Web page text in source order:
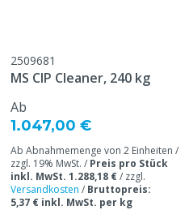
2509681
MS CIP Cleaner, 240 kg
Ab
1.047,00 €
Ab Abnahmemenge von 2 Einheiten /
zzgl. 19% MwSt. / Preis pro Stück
inkl. MwSt. 1.288,18 €/ zzgl.
Versandkosten / Bruttopreis:
5,37 € inkl. MwSt. per kg